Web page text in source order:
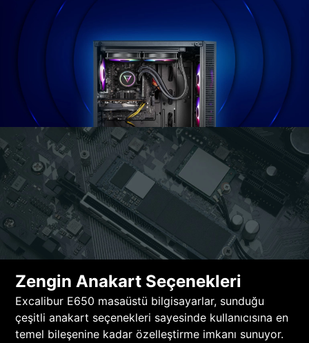
Zengin Anakart Seçenekleri
Excalibur E650 masaüstü bilgisayarlar, sunduğu
çeşitli anakart seçenekleri sayesinde kullanıcısına en
temel bileşenine kadar özelleştirme imkanı sunuyor.